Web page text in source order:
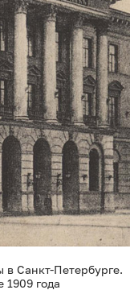
в Санкт-Петербурге.
1909 года